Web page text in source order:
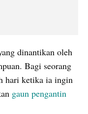
dinantikan oleh
Bagi seorang
hari ketika ia ingin
gaun pengantin